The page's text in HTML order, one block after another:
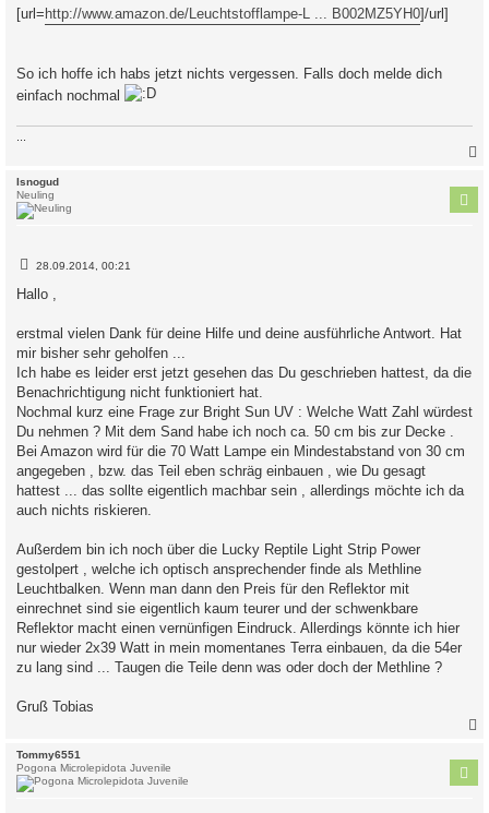
[url= http://www.amazon.de/Leuchtstofflampe-L ... B002MZ5YH0]/url]
So ich hoffe ich habs jetzt nichts vergessen. Falls doch melde dich
einfach nochmal
Isnogud
Neuling
B
i
t
a
g
28.09.2014, 00:21
Hallo ,
erstmal vielen Dank für deine Hilfe und deine ausführliche Antwort. Hat
mir bisher sehr geholfen ...
Ich habe es leider erst jetzt gesehen das Du geschrieben hattest, da die
Benachrichtigung nicht funktioniert hat.
Nochmal kurz eine Frage zur Bright Sun UV : Welche Watt Zahl würdest
Du nehmen ? Mit dem Sand habe ich noch ca. 50 cm bis zur Decke .
Bei Amazon wird für die 70 Watt Lampe ein Mindestabstand von 30 cm
angegeben , bzw. das Teil eben schräg einbauen , wie Du gesagt
hattest ... das sollte eigentlich machbar sein , allerdings möchte ich da
auch nichts riskieren.
Außerdem bin ich noch über die Lucky Reptile Light Strip Power
gestolpert , welche ich optisch ansprechender finde als Methline
Leuchtbalken. Wenn man dann den Preis für den Reflektor mit
einrechnet sind sie eigentlich kaum teurer und der schwenkbare
Reflektor macht einen vernünfigen Eindruck. Allerdings könnte ich hier
nur wieder 2x39 Watt in mein momentanes Terra einbauen, da die 54er
zu lang sind ... Taugen die Teile denn was oder doch der Methline ?
Gruß Tobias
Tommy6551
Pogona Microlepidota Juvenile